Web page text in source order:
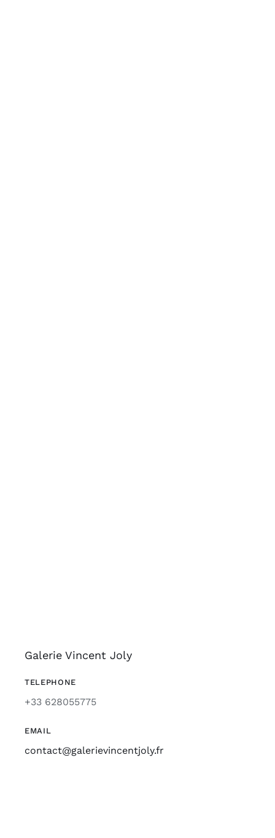
Galerie Vincent Joly
TELEPHONE
+33 628055775
EMAIL
contact@galerievincentjoly.fr